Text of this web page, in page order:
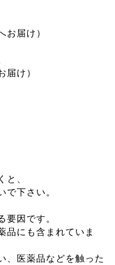
お届け）
届け）
と、
で下さい。
因です。
品にも含まれていま
、医薬品などを触った